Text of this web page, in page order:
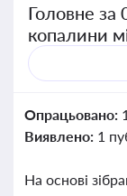
Головне за
копалини
Опрацьовано:
Виявлено: 1
На основі